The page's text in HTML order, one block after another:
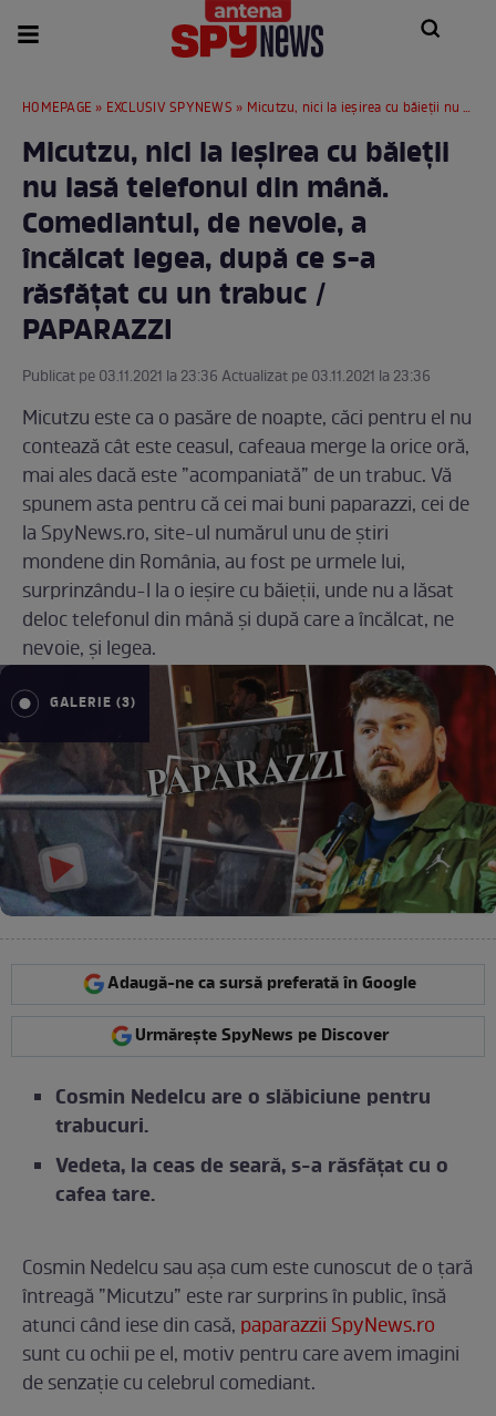
HOMEPAGE » EXCLUSIV SPYNEWS » Micutzu, nici la ieșirea cu băieții nu lasă telefonul din mână. Comediantul, de nevoie, a încălcat legea, după ce s-a răsfățat cu un trabuc / PAPARAZZI
Micutzu, nici la ieșirea cu băieții
nu lasă telefonul din mână.
Comediantul, de nevoie, a
încălcat legea, după ce s-a
răsfățat cu un trabuc /
PAPARAZZI
Publicat pe 03.11.2021 la 23:36 Actualizat pe 03.11.2021 la 23:36
Micutzu este ca o pasăre de noapte, căci pentru el nu
contează cât este ceasul, cafeaua merge la orice oră,
mai ales dacă este ”acompaniată” de un trabuc. Vă
spunem asta pentru că cei mai buni paparazzi, cei de
la SpyNews.ro, site-ul numărul unu de știri
mondene din România, au fost pe urmele lui,
surprinzându-l la o ieșire cu băieții, unde nu a lăsat
deloc telefonul din mână și după care a încălcat, ne
nevoie, și legea.
GALERIE (3)
Adaugă-ne ca sursă preferată în Google
Urmărește SpyNews pe Discover
Cosmin Nedelcu are o slăbiciune pentru
trabucuri.
Vedeta, la ceas de seară, s-a răsfățat cu o
cafea tare.
Cosmin Nedelcu sau așa cum este cunoscut de o țară
întreagă ”Micutzu” este rar surprins în public, însă
atunci când iese din casă, paparazzii SpyNews.ro
sunt cu ochii pe el, motiv pentru care avem imagini
de senzație cu celebrul comediant.